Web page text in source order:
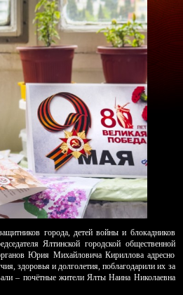
города, детей войны и блокадников
Ялтинской городской общественной
Юрия Михайловича Кириллова адресно
здоровья и долголетия, поблагодарили их за
– почётные жители Ялты Наина Николаевна